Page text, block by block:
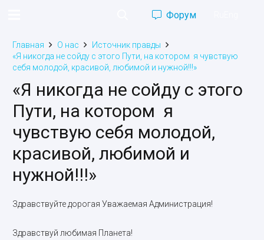
Форум
Главная О нас
Источник правды
«Я никогда не сойду с этого Пути, на котором я чувствую
себя молодой, красивой, любимой и нужной!!!»
«Я никогда не сойду с этого
Пути, на котором я
чувствую себя молодой,
красивой, любимой и
нужной!!!»
Здравствуйте дорогая Уважаемая Администрация!
Здравствуй любимая Планета!